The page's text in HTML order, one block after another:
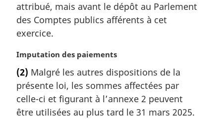
e
:
attribué, mais avant le dépôt au Parlement
des Comptes publics afférents à cet
exercice.
N
t
e
m
a
Imputation des paiements
(2) Malgré les autres dispositions de la
présente loi, les sommes affectées par
celle-ci et figurant à l’annexe 2 peuvent
être utilisées au plus tard le 31 mars 2025.